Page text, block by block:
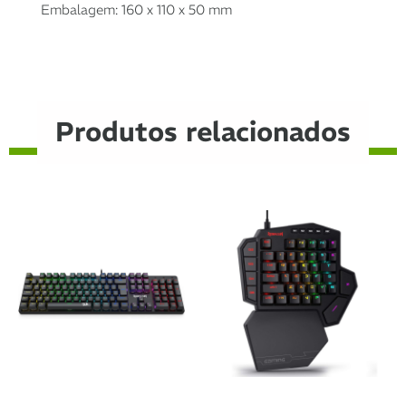
Embalagem: 160 x 110 x 50 mm
Produtos relacionados